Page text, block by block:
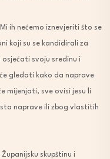
ih nećemo iznevjeriti što se
koji su se kandidirali za
svoju sredinu i
gledati kako da naprave
mijenjati, sve ovisi jesu li
naprave ili zbog vlastitih
skupštinu i